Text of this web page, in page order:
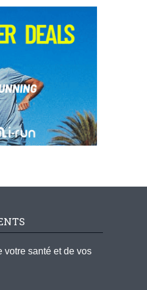
votre santé et de vos